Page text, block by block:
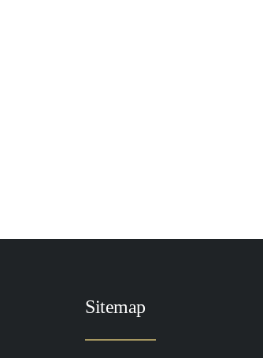
Sitemap